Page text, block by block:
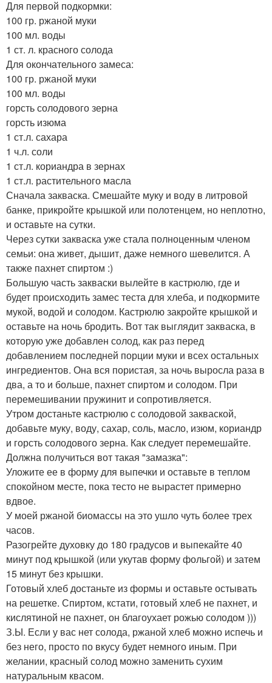
Для первой подкормки:
100 гр. ржаной муки
100 мл. воды
1 ст. л. красного солода
Для окончательного замеса:
100 гр. ржаной муки
100 мл. воды
горсть солодового зерна
горсть изюма
1 ст.л. сахара
1 ч.л. соли
1 ст.л. кориандра в зернах
1 ст.л. растительного масла
Сначала закваска. Смешайте муку и воду в литровой
банке, прикройте крышкой или полотенцем, но неплотно,
и оставьте на сутки.
Через сутки закваска уже стала полноценным членом
семьи: она живет, дышит, даже немного шевелится. А
также пахнет спиртом :)
Большую часть закваски вылейте в кастрюлю, где и
будет происходить замес теста для хлеба, и подкормите
мукой, водой и солодом. Кастрюлю закройте крышкой и
оставьте на ночь бродить. Вот так выглядит закваска, в
которую уже добавлен солод, как раз перед
добавлением последней порции муки и всех остальных
ингредиентов. Она вся пористая, за ночь выросла раза в
два, а то и больше, пахнет спиртом и солодом. При
перемешивании пружинит и сопротивляется.
Утром достаньте кастрюлю с солодовой закваской,
добавьте муку, воду, сахар, соль, масло, изюм, кориандр
и горсть солодового зерна. Как следует перемешайте.
Должна получиться вот такая "замазка":
Уложите ее в форму для выпечки и оставьте в теплом
спокойном месте, пока тесто не вырастет примерно
вдвое.
У моей ржаной биомассы на это ушло чуть более трех
часов.
Разогрейте духовку до 180 градусов и выпекайте 40
минут под крышкой (или укутав форму фольгой) и затем
15 минут без крышки.
Готовый хлеб достаньте из формы и оставьте остывать
на решетке. Спиртом, кстати, готовый хлеб не пахнет, и
кислятиной не пахнет, он благоухает рожью солодом )))
З.Ы. Если у вас нет солода, ржаной хлеб можно испечь и
без него, просто по вкусу будет немного иным. При
желании, красный солод можно заменить сухим
натуральным квасом.